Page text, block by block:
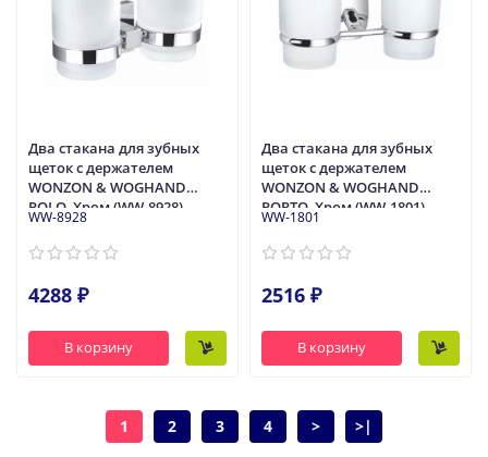
Два стакана для зубных
щеток с держателем
WONZON & WOGHAND
POLO, Хром (WW-8928)
WW-8928
4288 ₽
В корзину
Два стакана для зубных
щеток с держателем
WONZON & WOGHAND
PORTO, Хром (WW-1801)
WW-1801
2516 ₽
В корзину
1 2 3 4 > >|